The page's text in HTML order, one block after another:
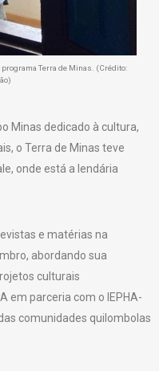
Terra de Minas. (Crédito:
Minas dedicado à cultura,
o Terra de Minas teve
onde está a lendária
e matérias na
abordando sua
culturais
em parceria com o IEPHA-
comunidades quilombolas